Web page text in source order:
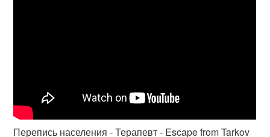
Перепись населения - Терапевт - Escape from Tarkov